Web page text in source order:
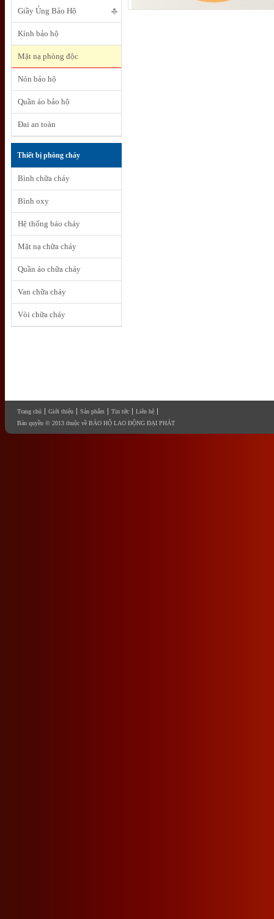
Giầy Ủng Bảo Hộ
Kính bảo hộ
Mặt nạ phòng độc
Nón bảo hộ
Quần áo bảo hộ
Đai an toàn
Thiết bị phòng cháy
Bình chữa cháy
Bình oxy
Hệ thống báo cháy
Mặt nạ chữa cháy
Quần áo chữa cháy
Van chữa cháy
Vòi chữa cháy
Trang chủ Giới thiệu Sản phẩm Tin tức
Liên hệ
Bản quyền © 2013 thuộc về BẢO HỘ LAO ĐỘNG ĐẠI PHÁT